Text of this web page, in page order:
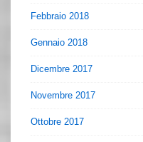
Febbraio 2018
Gennaio 2018
Dicembre 2017
Novembre 2017
Ottobre 2017